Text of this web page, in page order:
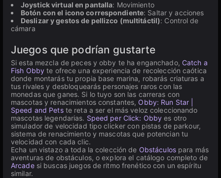
Joystick virtual en pantalla: Movimiento
Botón con el icono correspondiente: Saltar y acciones
Deslizar y gestos de pellizco (multitáctil): Control de
cámara
Juegos que podrían gustarte
Si esta mezcla de peces y obby te ha enganchado, Catch a
Fish Obby te ofrece una experiencia de recolección caótica
donde montarás tu propia base marina, robarás criaturas a
tus rivales y desbloquearás personajes raros con las
monedas que ganes. Si lo tuyo son las carreras con
mascotas y renacimientos constantes, Obby: Run Star |
Speed and Petste reta a ser el más veloz coleccionando
mascotas legendarias. Speed per Click: Obby es otro
simulador de velocidad tipo clicker con pistas de parkour,
sistema de renacimiento y mascotas que potencian tu
velocidad con cada clic.
Echa un vistazo a toda la colección de Obstáculospara más
aventuras de obstáculos, o explora el catálogo completo de
Arcadesi buscas juegos de ritmo frenético con un espíritu
similar.